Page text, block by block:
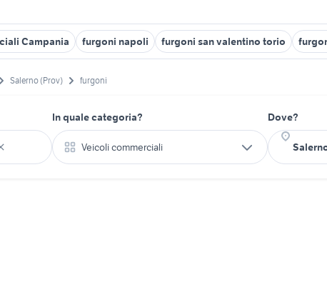
Campania furgoni napoli furgoni san valentino torio
Salerno (Prov) furgoni
In quale categoria?
Veicoli commerciali
Dove?